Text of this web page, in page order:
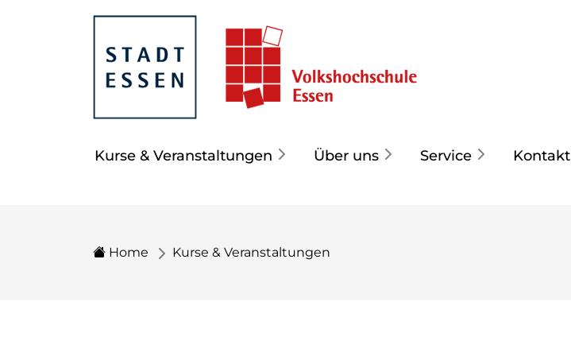
Kurse & Veranstaltungen Über uns Service Kontakt
Home Kurse & Veranstaltungen